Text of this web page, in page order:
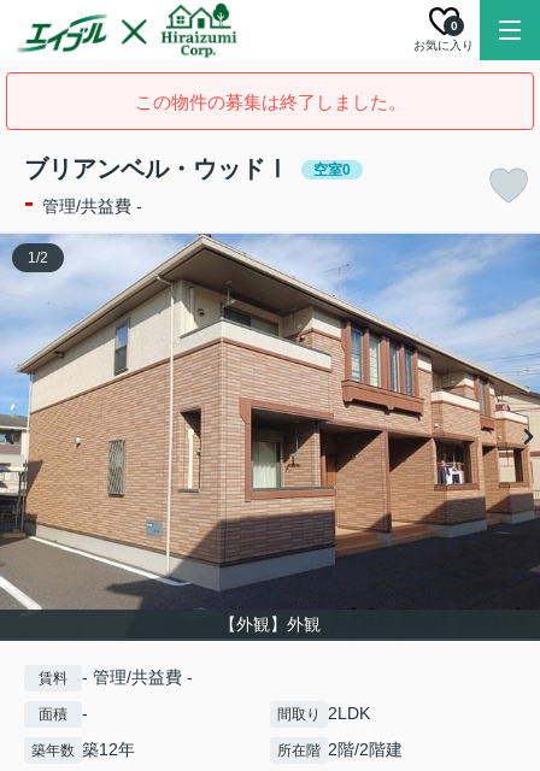
お気に入り
0
この物件の募集は終了しました。
ブリアンベル・ウッドⅠ 空室0
- 管理/共益費 -
【外観】外観
1/2
賃料 - 管理/共益費 -
面積 - 間取り 2LDK
築年数 築12年 所在階 2階/2階建